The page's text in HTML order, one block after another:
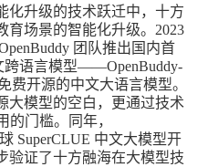
化升级的技术跃迁中，十方
育场景的智能化升级。2023
团队推出国内首
跨语言模型——OpenBuddy-
费开源的中文大语言模型。
大模型的空白，更通过技术
的门槛。同年，
SuperCLUE 中文大模型开
验证了十方融海在大模型技